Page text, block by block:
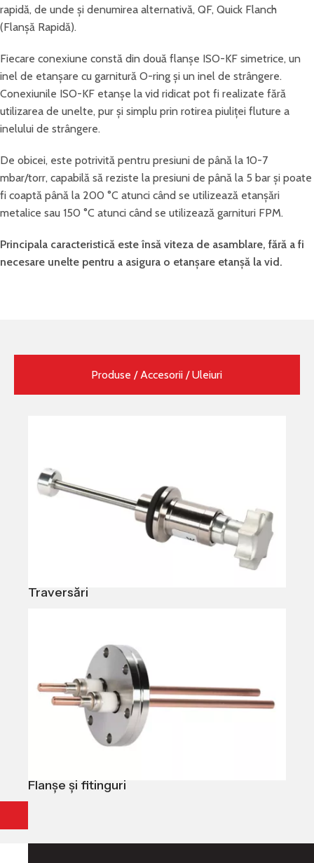
rapidă, de unde și denumirea alternativă, QF, Quick Flanch
(Flanșă Rapidă).
Fiecare conexiune constă din două flanșe ISO-KF simetrice, un
inel de etanșare cu garnitură O-ring și un inel de strângere.
Conexiunile ISO-KF etanșe la vid ridicat pot fi realizate fără
utilizarea de unelte, pur și simplu prin rotirea piuliței fluture a
inelului de strângere.
De obicei, este potrivită pentru presiuni de până la 10-7
mbar/torr, capabilă să reziste la presiuni de până la 5 bar și poate
fi coaptă până la 200 °C atunci când se utilizează etanșări
metalice sau 150 °C atunci când se utilizează garnituri FPM.
Principala caracteristică este însă viteza de asamblare, fără a fi
necesare unelte pentru a asigura o etanșare etanșă la vid.
Produse / Accesorii / Uleiuri
Traversări
Flanșe și fitinguri